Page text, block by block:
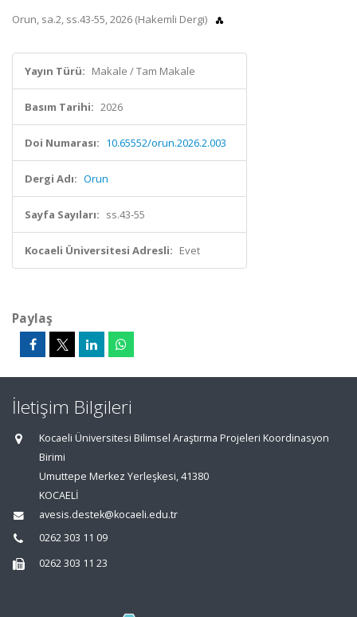
Orun, sa.2, ss.43-55, 2026 (Hakemli Dergi)
Yayın Türü: Makale / Tam Makale
Basım Tarihi: 2026
Doi Numarası: 10.65552/orun.2026.2.003
Dergi Adı: Orun
Sayfa Sayıları: ss.43-55
Kocaeli Üniversitesi Adresli: Evet
Paylaş
İletişim Bilgileri
Kocaeli Üniversitesi Bilimsel Araştırma Projeleri Koordinasyon
Birimi
Umuttepe Merkez Yerleşkesi, 41380
KOCAELİ
avesis.destek@kocaeli.edu.tr
0262 303 11 09
0262 303 11 23